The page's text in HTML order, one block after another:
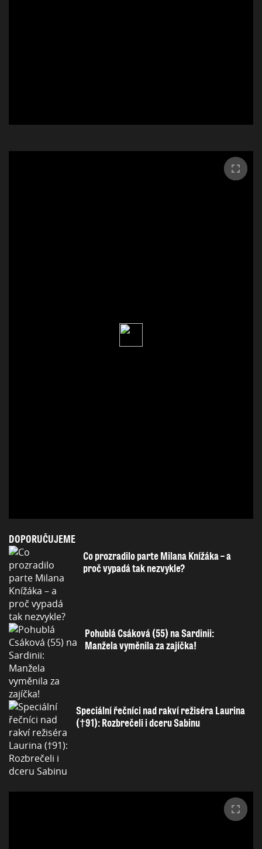
DOPORUČUJEME
Co prozradilo parte Milana Knížáka – a
proč vypadá tak nezvykle?
Pohublá Csáková (55) na Sardinii:
Manžela vyměnila za zajíčka!
Speciální řečníci nad rakví režiséra Laurina
(†91): Rozbrečeli i dceru Sabinu